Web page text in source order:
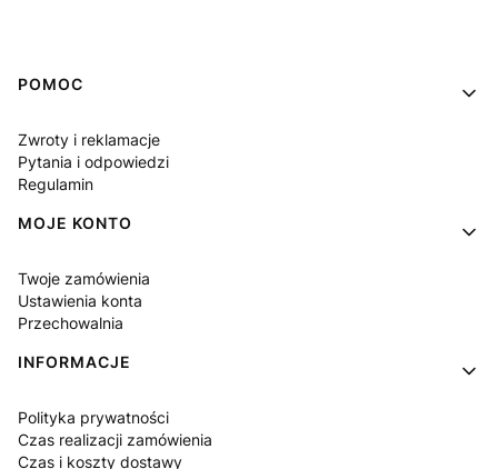
Linki w stopce
POMOC
Zwroty i reklamacje
Pytania i odpowiedzi
Regulamin
MOJE KONTO
Twoje zamówienia
Ustawienia konta
Przechowalnia
INFORMACJE
Polityka prywatności
Czas realizacji zamówienia
Czas i koszty dostawy